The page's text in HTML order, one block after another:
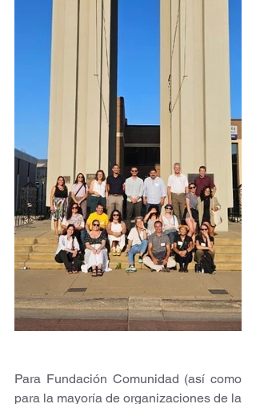
Para Fundación Comunidad (así como
para la mayoría de organizaciones de la